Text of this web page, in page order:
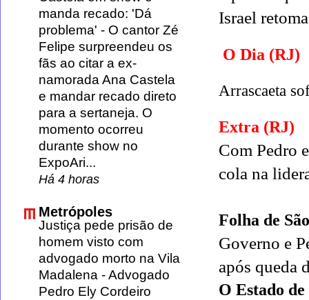
Israel
O Dia (RJ)
Arrascaeta
Extra (RJ)
Com Pedro
cola na
Folha de
Governo e
após queda
O Estado
manda recado: 'Dá
problema' - O cantor Zé
Felipe surpreendeu os
fãs ao citar a ex-
namorada Ana Castela
e mandar recado direto
para a sertaneja. O
momento ocorreu
durante show no
ExpoAri...
Há 4 horas
Metrópoles
Justiça pede prisão de
homem visto com
advogado morto na Vila
Madalena -Advogado
Pedro Ely Cordeiro